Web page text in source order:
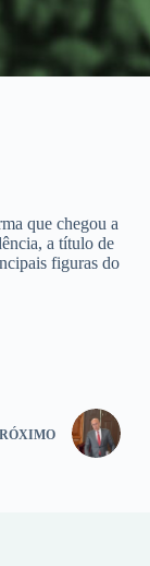
que chegou a
a título de
figuras do